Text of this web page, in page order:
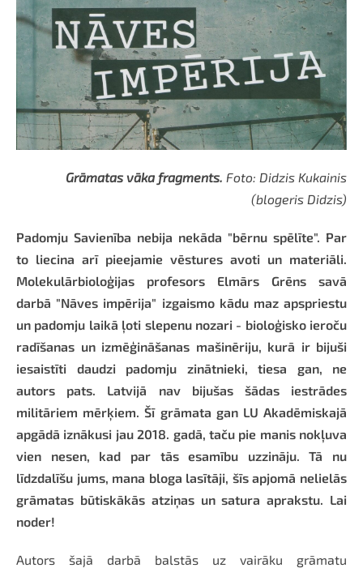
Grāmatas vāka fragments. Foto: Didzis Kukainis
(blogeris Didzis)
Padomju Savienība nebija nekāda "bērnu spēlīte". Par
to liecina arī pieejamie vēstures avoti un materiāli.
Molekulārbioloģijas profesors Elmārs Grēns savā
darbā "Nāves impērija" izgaismo kādu maz apspriestu
un padomju laikā ļoti slepenu nozari - bioloģisko ieroču
radīšanas un izmēģināšanas mašinēriju, kurā ir bijuši
iesaistīti daudzi padomju zinātnieki, tiesa gan, ne
autors pats. Latvijā nav bijušas šādas iestrādes
militāriem mērķiem. Šī grāmata gan LU Akadēmiskajā
apgādā iznākusi jau 2018. gadā, taču pie manis nokļuva
vien nesen, kad par tās esamību uzzināju. Tā nu
līdzdalīšu jums, mana bloga lasītāji, šīs apjomā nelielās
grāmatas būtiskākās atziņas un satura aprakstu. Lai
noder!
Autors šajā darbā balstās uz vairāku grāmatu